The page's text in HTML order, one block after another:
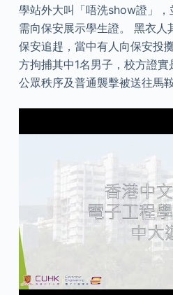
學站外大叫「唔洗show證」
需向保安展示學生證。 黑衣人
保安追趕，當中有人向保安投
方拘捕其中1名男子，校方證
公眾秩序及普通襲擊被送往馬